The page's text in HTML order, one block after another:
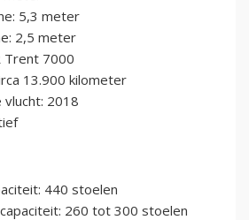
5,3 meter
2,5 meter
Trent 7000
13.900 kilometer
vlucht: 2018
440 stoelen
260 tot 300 stoelen